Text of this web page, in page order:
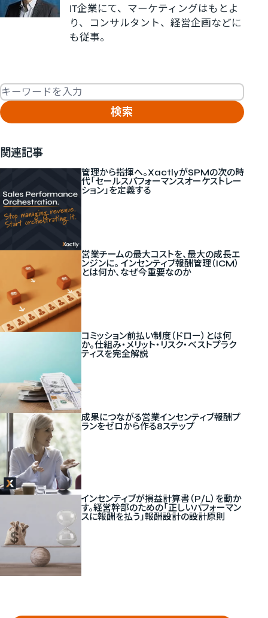
IT企業にて、マーケティングはもとよ
り、コンサルタント、経営企画などに
も従事。
Fulltext search
関連記事
管理から指揮へ。XactlyがSPMの次の時
代「セールスパフォーマンスオーケストレー
ション」を定義する
営業チームの最大コストを、最大の成長エ
ンジンに。 インセンティブ報酬管理（ICM）
とは何か、なぜ今重要なのか
新しいタブで開く
コミッション前払い制度（ドロー）とは何
か。仕組み・メリット・リスク・ベストプラク
ティスを完全解説
成果につながる営業インセンティブ報酬プ
ランをゼロから作る8ステップ
新しいタブで開く
インセンティブが損益計算書（P/L）を動か
す。経営幹部のための「正しいパフォーマン
スに報酬を払う」報酬設計の設計原則